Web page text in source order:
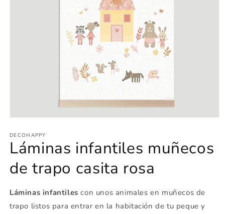
multimedia
1
en
ventana
modal
DECOHAPPY
Láminas infantiles muñecos
de trapo casita rosa
Láminas infantilescon unos animales en muñecos de
trapo listos para entrar en la habitación de tu peque y